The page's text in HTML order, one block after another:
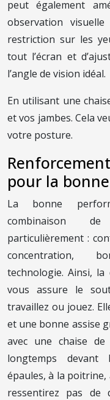
peut également
observation
restriction sur les
tout l’écran et
l’angle de vision idéal.
En utilisant une
et vos jambes. Cela
votre posture.
pour la
La bonne
combinaison de
particulièrement :
concentration,
technologie. Ainsi,
vous assure le
travaillez ou jouez.
et une bonne assise
avec une chaise
longtemps devant
épaules, à la poitrine,
ressentirez pas de